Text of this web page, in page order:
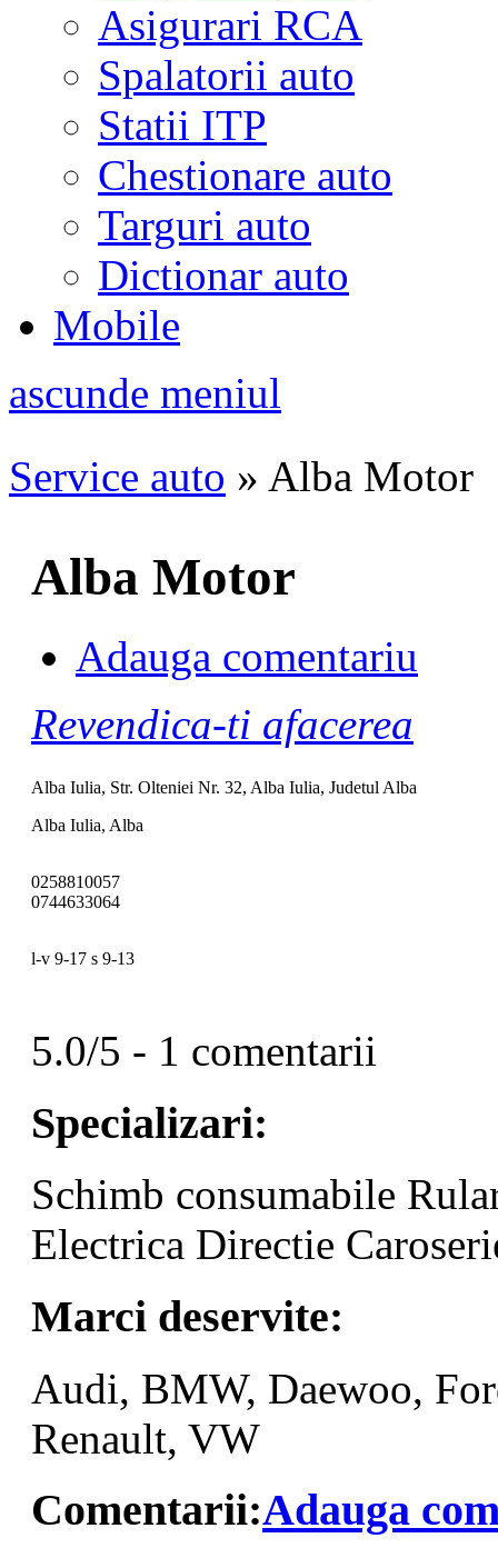
Asigurari RCA
Spalatorii auto
Statii ITP
Chestionare auto
Targuri auto
Dictionar auto
Mobile
ascunde meniul
Service auto » Alba Motor
Alba Motor
Adauga comentariu
Revendica-ti afacerea
Alba Iulia, Str. Olteniei Nr. 32, Alba Iulia, Judetul Alba
Alba Iulia, Alba
0258810057
0744633064
l-v 9-17 s 9-13
5.0/5 - 1 comentarii
Specializari:
Schimb consumabile
Electrica Directie
Marci deservite:
Audi, BMW, Daewoo,
Renault, VW
Comentarii:Adauga